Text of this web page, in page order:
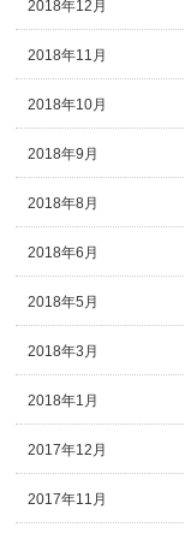
2018年12月
2018年11月
2018年10月
2018年9月
2018年8月
2018年6月
2018年5月
2018年3月
2018年1月
2017年12月
2017年11月